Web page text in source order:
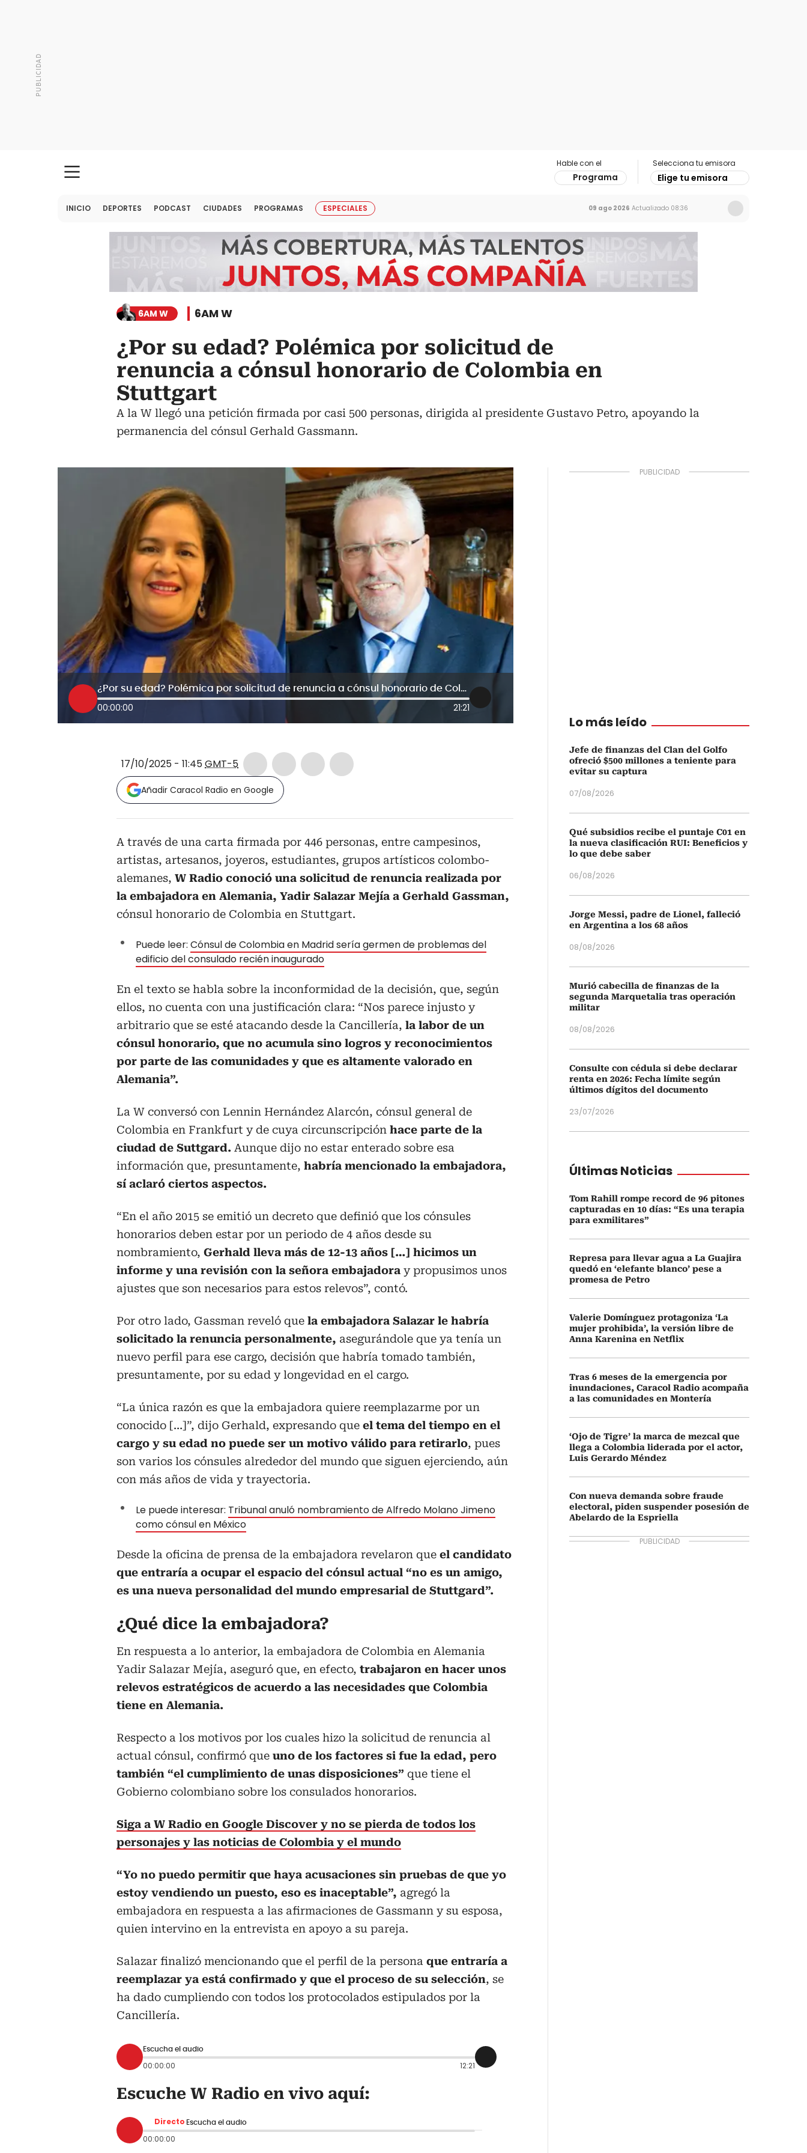
Hable con el
Programa
Selecciona tu emisora
Elige tu emisora
INICIO DEPORTES PODCAST CIUDADES PROGRAMAS ESPECIALES 09 ago 2026 Actualizado 08:36
6AM W 6AM W
¿Por su edad? Polémica por solicitud de
renuncia a cónsul honorario de Colombia en
Stuttgart
A la W llegó una petición firmada por casi 500 personas, dirigida al presidente Gustavo Petro, apoyando la
permanencia del cónsul Gerhald Gassmann.
¿Por su edad? Polémica por solicitud de renuncia a cónsul honorario de Colombia en Stuttgart
00:00:00 21:21
17/10/2025 - 11:45GMT-5
Añadir Caracol Radio en Google
A través de una carta firmada por 446 personas, entre campesinos,
artistas, artesanos, joyeros, estudiantes, grupos artísticos colombo-
alemanes, W Radio conoció una solicitud de renuncia realizada por
la embajadora en Alemania, Yadir Salazar Mejía a Gerhald Gassman,
cónsul honorario de Colombia en Stuttgart.
Puede leer: Cónsul de Colombia en Madrid sería germen de problemas del
edificio del consulado recién inaugurado
En el texto se habla sobre la inconformidad de la decisión, que, según
ellos, no cuenta con una justificación clara: “Nos parece injusto y
arbitrario que se esté atacando desde la Cancillería, la labor de un
cónsul honorario, que no acumula sino logros y reconocimientos
por parte de las comunidades y que es altamente valorado en
Alemania”.
La W conversó con Lennin Hernández Alarcón, cónsul general de
Colombia en Frankfurt y de cuya circunscripción hace parte de la
ciudad de Suttgard. Aunque dijo no estar enterado sobre esa
información que, presuntamente, habría mencionado la embajadora,
sí aclaró ciertos aspectos.
“En el año 2015 se emitió un decreto que definió que los cónsules
honorarios deben estar por un periodo de 4 años desde su
nombramiento, Gerhald lleva más de 12-13 años […] hicimos un
informe y una revisión con la señora embajadora y propusimos unos
ajustes que son necesarios para estos relevos”, contó.
Por otro lado, Gassman reveló que la embajadora Salazar le habría
solicitado la renuncia personalmente, asegurándole que ya tenía un
nuevo perfil para ese cargo, decisión que habría tomado también,
presuntamente, por su edad y longevidad en el cargo.
“La única razón es que la embajadora quiere reemplazarme por un
conocido […]”, dijo Gerhald, expresando que el tema del tiempo en el
cargo y su edad no puede ser un motivo válido para retirarlo, pues
son varios los cónsules alrededor del mundo que siguen ejerciendo, aún
con más años de vida y trayectoria.
Le puede interesar: Tribunal anuló nombramiento de Alfredo Molano Jimeno
como cónsul en México
Desde la oficina de prensa de la embajadora revelaron que el candidato
que entraría a ocupar el espacio del cónsul actual “no es un amigo,
es una nueva personalidad del mundo empresarial de Stuttgard”.
¿Qué dice la embajadora?
En respuesta a lo anterior, la embajadora de Colombia en Alemania
Yadir Salazar Mejía, aseguró que, en efecto, trabajaron en hacer unos
relevos estratégicos de acuerdo a las necesidades que Colombia
tiene en Alemania.
Respecto a los motivos por los cuales hizo la solicitud de renuncia al
actual cónsul, confirmó que uno de los factores si fue la edad, pero
también “el cumplimiento de unas disposiciones” que tiene el
Gobierno colombiano sobre los consulados honorarios.
Siga a W Radio en Google Discover y no se pierda de todos los
personajes y las noticias de Colombia y el mundo
“Yo no puedo permitir que haya acusaciones sin pruebas de que yo
estoy vendiendo un puesto, eso es inaceptable”, agregó la
embajadora en respuesta a las afirmaciones de Gassmann y su esposa,
quien intervino en la entrevista en apoyo a su pareja.
Salazar finalizó mencionando que el perfil de la persona que entraría a
reemplazar ya está confirmado y que el proceso de su selección, se
ha dado cumpliendo con todos los protocolados estipulados por la
Cancillería.
Escucha el audio
00:00:00 12:21
Escuche W Radio en vivo aquí:
Directo Escucha el audio
00:00:00
Lo más leído
Jefe de finanzas del Clan del Golfo
ofreció $500 millones a teniente para
evitar su captura
07/08/2026
Qué subsidios recibe el puntaje C01 en
la nueva clasificación RUI: Beneficios y
lo que debe saber
06/08/2026
Jorge Messi, padre de Lionel, falleció
en Argentina a los 68 años
08/08/2026
Murió cabecilla de finanzas de la
segunda Marquetalia tras operación
militar
08/08/2026
Consulte con cédula si debe declarar
renta en 2026: Fecha límite según
últimos dígitos del documento
23/07/2026
Últimas Noticias
Tom Rahill rompe record de 96 pitones
capturadas en 10 días: “Es una terapia
para exmilitares”
Represa para llevar agua a La Guajira
quedó en ‘elefante blanco’ pese a
promesa de Petro
Valerie Domínguez protagoniza ‘La
mujer prohibida’, la versión libre de
Anna Karenina en Netflix
Tras 6 meses de la emergencia por
inundaciones, Caracol Radio acompaña
a las comunidades en Montería
‘Ojo de Tigre’ la marca de mezcal que
llega a Colombia liderada por el actor,
Luis Gerardo Méndez
Con nueva demanda sobre fraude
electoral, piden suspender posesión de
Abelardo de la Espriella